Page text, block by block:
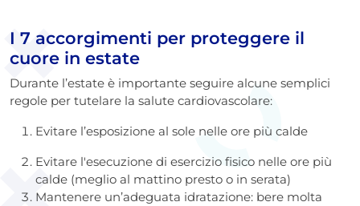
I 7 accorgimenti per proteggere il
cuore in estate
Durante l’estate è importante seguire alcune semplici
regole per tutelare la salute cardiovascolare:
Evitare l’esposizione al sole nelle ore più calde
Evitare l'esecuzione di esercizio fisico nelle ore più
calde (meglio al mattino presto o in serata)
Mantenere un’adeguata idratazione: bere molta